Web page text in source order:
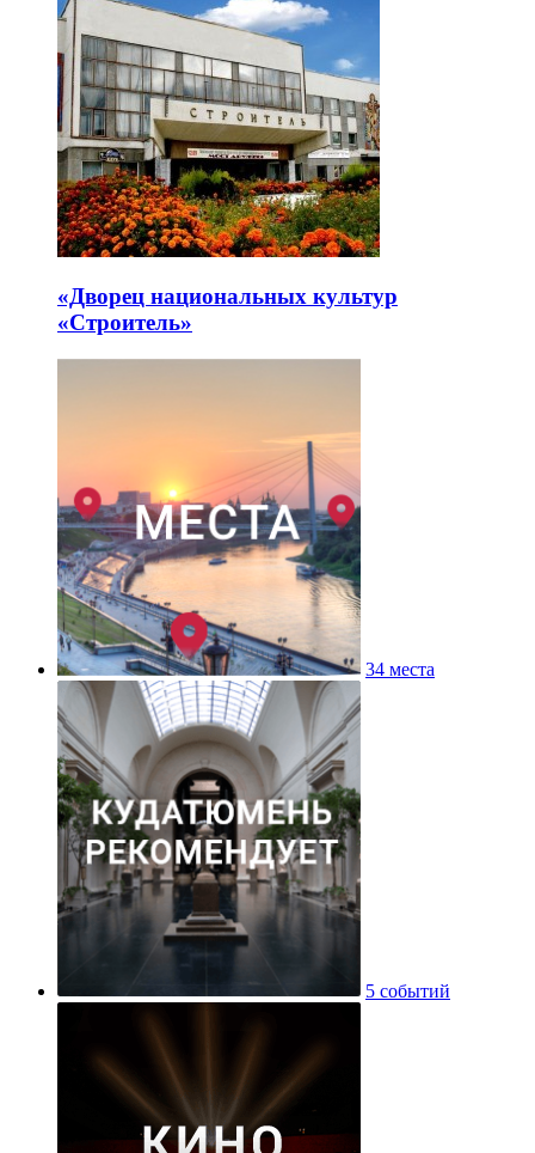
«Дворец национальных культур
«Строитель»
34 места
5 событий